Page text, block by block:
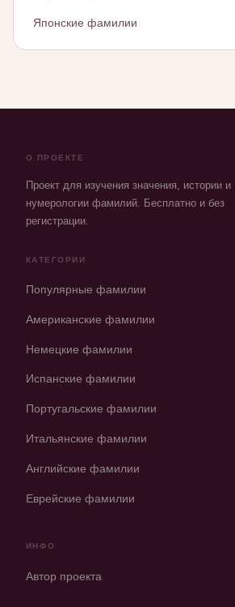
Японские фамилии
О ПРОЕКТЕ
Проект для изучения значения, истории и
нумерологии фамилий. Бесплатно и без
регистрации.
КАТЕГОРИИ
Популярные фамилии
Американские фамилии
Немецкие фамилии
Испанские фамилии
Португальские фамилии
Итальянские фамилии
Английские фамилии
Еврейские фамилии
ИНФО
Автор проекта